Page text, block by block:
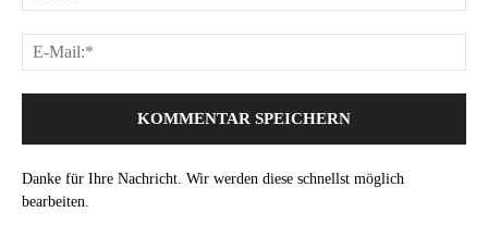
Danke für Ihre Nachricht. Wir werden diese schnellst möglich
bearbeiten.